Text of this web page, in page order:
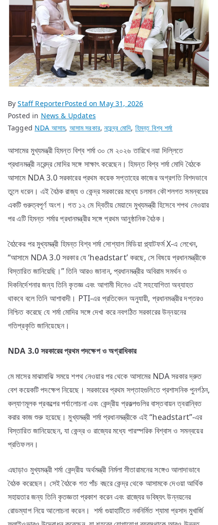
ByStaff ReporterPosted on May 31, 2026
Posted in News & Updates
Tagged NDA আসাম, আসাম সরকার,নরেন্দ্র মোদি, হিমন্ত বিশ্ব শর্মা
আসামের মুখ্যমন্ত্রী হিমন্ত বিশ্ব শর্মা ৩০ মে ২০২৬ তারিখে নয়া দিল্লিতে
প্রধানমন্ত্রী নরেন্দ্র মোদির সঙ্গে সাক্ষাৎ করেছেন। হিমন্ত বিশ্ব শর্মা মোদি বৈঠকে
আসামে NDA 3.0 সরকারের প্রথম কয়েক সপ্তাহের কাজের অগ্রগতি বিশদভাবে
তুলে ধরেন। এই বৈঠক রাজ্য ও কেন্দ্র সরকারের মধ্যে চলমান কৌশলগত সমন্বয়ের
একটি গুরুত্বপূর্ণ অংশ। গত ১২ মে দ্বিতীয় মেয়াদে মুখ্যমন্ত্রী হিসেবে শপথ নেওয়ার
পর এটি হিমন্ত শর্মার প্রধানমন্ত্রীর সঙ্গে প্রথম আনুষ্ঠানিক বৈঠক।
বৈঠকের পর মুখ্যমন্ত্রী হিমন্ত বিশ্ব শর্মা সোশ্যাল মিডিয়া প্ল্যাটফর্ম X-এ লেখেন,
“আসামে NDA 3.0 সরকার যে ‘headstart’ করছে, সে বিষয়ে প্রধানমন্ত্রীকে
বিস্তারিত জানিয়েছি।” তিনি আরও জানান, প্রধানমন্ত্রীর অবিরাম সমর্থন ও
দিকনির্দেশনার জন্য তিনি কৃতজ্ঞ এবং আগামী দিনেও এই সহযোগিতা অব্যাহত
থাকবে বলে তিনি আশাবাদী। PTI-এর প্রতিবেদন অনুযায়ী, প্রধানমন্ত্রীর দপ্তরও
নিশ্চিত করেছে যে শর্মা মোদির সঙ্গে দেখা করে নবগঠিত সরকারের উন্নয়নের
গতিপ্রকৃতি জানিয়েছেন।
NDA 3.0সরকারেরপ্রথমপদক্ষেপওঅগ্রাধিকার
মে মাসের মাঝামাঝি সময়ে শপথ নেওয়ার পর থেকে আসামের NDA সরকার দ্রুত
বেশ কয়েকটি পদক্ষেপ নিয়েছে। সরকারের প্রথম সপ্তাহগুলিতে প্রশাসনিক পুনর্গঠন,
কল্যাণমূলক প্রকল্পের পর্যালোচনা এবং কেন্দ্রীয় প্রকল্পগুলির বাস্তবায়ন ত্বরান্বিত
করার কাজ শুরু হয়েছে। মুখ্যমন্ত্রী শর্মা প্রধানমন্ত্রীকে এই “headstart”-এর
বিস্তারিত জানিয়েছেন, যা কেন্দ্র ও রাজ্যের মধ্যে পারস্পরিক বিশ্বাস ও সমন্বয়ের
প্রতিফলন।
এছাড়াও মুখ্যমন্ত্রী শর্মা কেন্দ্রীয় অর্থমন্ত্রী নির্মলা সীতারামনের সঙ্গেও আলাদাভাবে
বৈঠক করেছেন। সেই বৈঠকে গত পাঁচ বছরে কেন্দ্র থেকে আসামকে দেওয়া আর্থিক
সহায়তার জন্য তিনি কৃতজ্ঞতা প্রকাশ করেন এবং রাজ্যের ভবিষ্যৎ উন্নয়নের
রোডম্যাপ নিয়ে আলোচনা করেন। শর্মা গুয়াহাটিতে নবনির্মিত শ্যামা প্রসাদ মুখার্জি